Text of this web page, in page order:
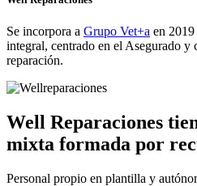
Se incorpora a Grupo Vet+a en
integral, centrado en el Asegurado
reparación.
Well Reparaciones
mixta formada por
Personal propio en plantilla y